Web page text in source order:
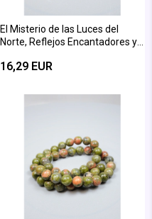
El Misterio de las Luces del
Norte, Reflejos Encantadores y
de Labradorita Gris Brillante de 8
16,29 EUR